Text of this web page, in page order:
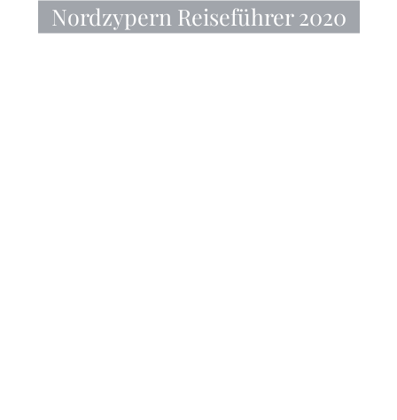
Nordzypern Reiseführer 2020